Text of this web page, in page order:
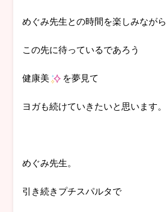
めぐみ先生との時間を楽しみながら
この先に待っているであろう
健康美 を夢見て
ヨガも続けていきたいと思います。
めぐみ先生。
引き続きプチスパルタで